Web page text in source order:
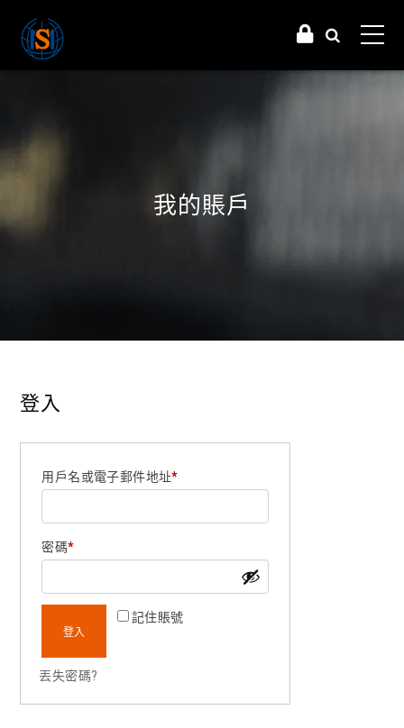
我的賬戶
登入
用戶名或電子郵件地址*必需的
密碼*必需的
記住賬號
登入
丟失密碼?